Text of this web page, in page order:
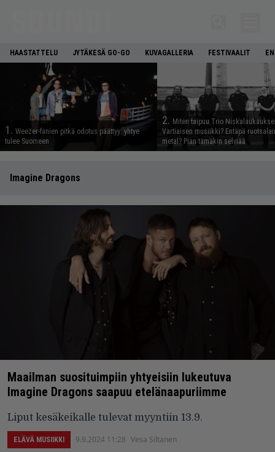
HAASTATTELU JYTÄKESÄ GO-GO KUVAGALLERIA FESTIVAALIT
1. Weezer-fanien pitkä odotus päättyy: yhtye
tulee Suomeen
2. Miten taipuu Trio
Vartiaisen musiikki? Entäpä
metal? Pian tämäkin selviää
Imagine Dragons
Maailman suosituimpiin yhtyeisiin lukeutuva
Imagine Dragons saapuu etelänaapuriimme
Liput kesäkeikalle tulevat myyntiin 13.9.
ELÄVÄ MUSIIKKI 9.9.2024 11:28 Vesa Siltanen